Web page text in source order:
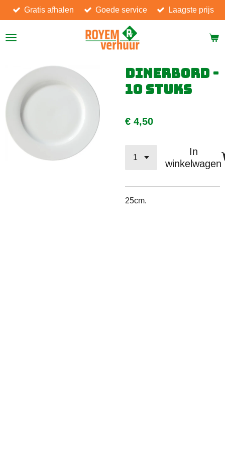
Ga
direct
naar
Gratis afhalen Goede service Laagste prijs
Dinerbord -
10 stuks
€ 4,50
In
winkelwagen
25cm.